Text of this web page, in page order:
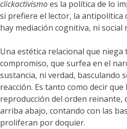
clickactivismoes la política de lo
si prefiere el lector, la antipolítica
hay mediación cognitiva, ni social
Una estética relacional que
compromiso, que surfea en el
sustancia, ni verdad, basculando
reacción. Es tanto como decir
reproducción del orden reinante,
arriba abajo, contando con las
proliferan por doquier.